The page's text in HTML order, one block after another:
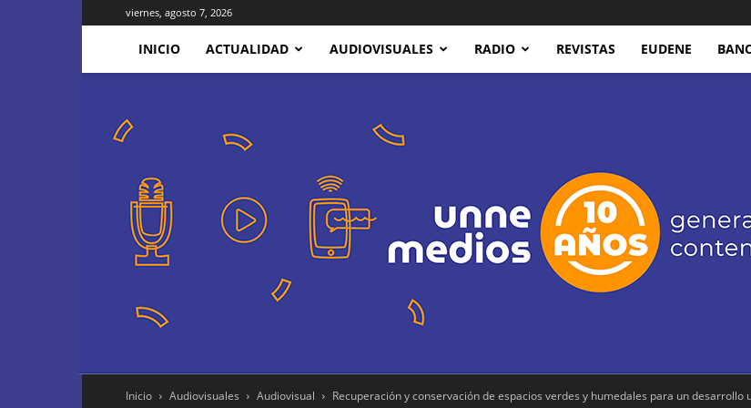
viernes, agosto 7, 2026
INICIO ACTUALIDAD AUDIOVISUALES RADIO REVISTAS EUDENE
Inicio Audiovisuales Audiovisual Recuperación y conservación de espacios verdes y humedales para un desarrollo